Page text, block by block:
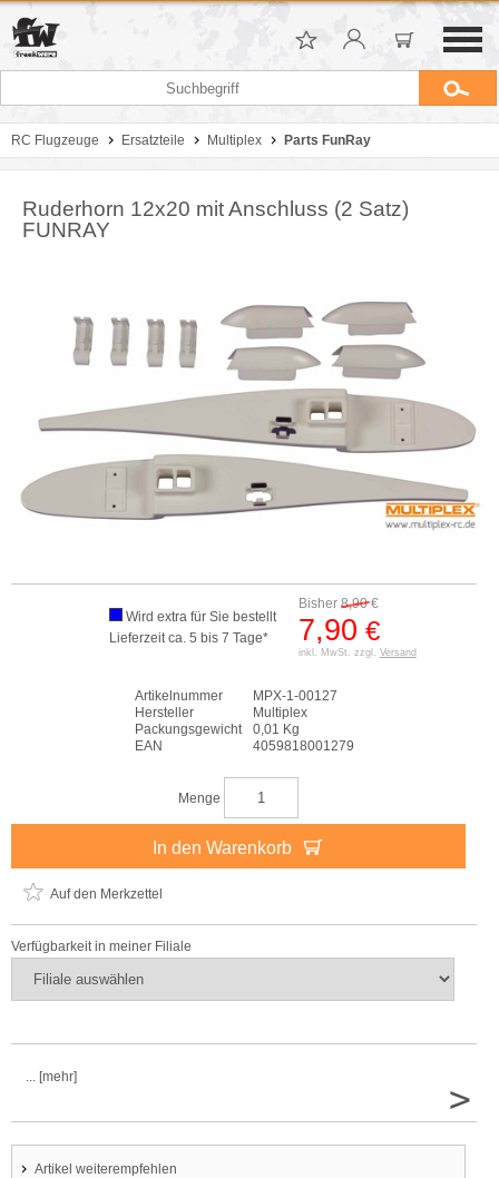
RC Flugzeuge Ersatzteile Multiplex Parts FunRay
Ruderhorn 12x20 mit Anschluss (2 Satz)
FUNRAY
Bisher 8,90€
7,90 €
inkl. MwSt. zzgl. Versand
Wird extra für Sie bestellt
Lieferzeit ca. 5 bis 7 Tage*
Artikelnummer
MPX-1-00127
Hersteller
Multiplex
Packungsgewicht
0,01 Kg
EAN
4059818001279
Menge
In den Warenkorb
Auf den Merkzettel
Verfügbarkeit in meiner Filiale
... [mehr]
>
Artikel weiterempfehlen